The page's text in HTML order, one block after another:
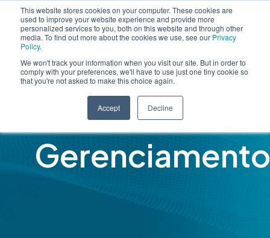
This website stores cookies on your computer. These cookies are
used to improve your website experience and provide more
personalized services to you, both on this website and through other
media. To find out more about the cookies we use, see our Privacy
Policy.
We won't track your information when you visit our site. But in order to
comply with your preferences, we'll have to use just one tiny cookie so
that you're not asked to make this choice again.
Accept Decline